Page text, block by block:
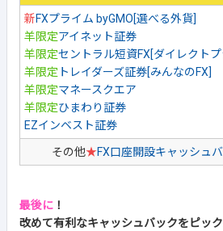
新FXプライム byGMO[選べる外貨]
羊限定アイネット証券
羊限定セントラル短資FX[ダイレクトプ
羊限定 トレイダーズ証券[みんなのFX]
羊限定マネースクエア
羊限定ひまわり証券
EZインベスト証券
その他★FX口座開設キャッシュ
最後に ！
改めて有利なキャッシュバックをピッ